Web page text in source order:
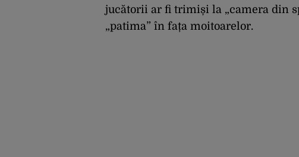
jucătorii ar fi trimiși la „camera din
„patima” în fața moitoarelor.